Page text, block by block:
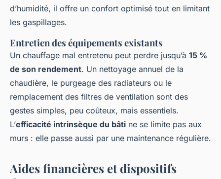
d’humidité, il offre un confort optimisé tout en limitant
les gaspillages.
Entretien des équipements existants
Un chauffage mal entretenu peut perdre jusqu’à 15 %
de son rendement. Un nettoyage annuel de la
chaudière, le purgeage des radiateurs ou le
remplacement des filtres de ventilation sont des
gestes simples, peu coûteux, mais essentiels.
L’efficacité intrinsèque du bâti ne se limite pas aux
murs : elle passe aussi par une maintenance régulière.
Aides financières et dispositifs